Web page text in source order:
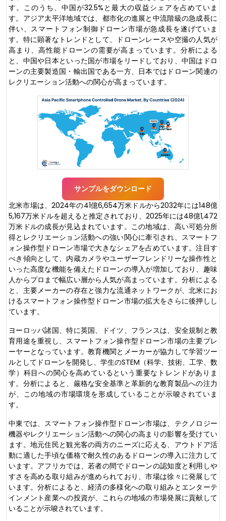
す。このうち、中国が32.5%と最大の収益シェアを占めていま
す。アジア太平洋地域では、都市化の進展と中流階級の急成長に
伴い、スマートフォン制御ドローン市場が急成長を遂げていま
す。特に顕著なトレンドとして、ドローンレースや空撮の人気が
高まり、高性能ドローンの需要が高まっています。分析による
と、中国や日本といった国が市場をリードしており、中国はドロ
ーンの主要製造国・輸出国である一方、日本ではドローン関連の
レクリエーション活動への関心が高まっています。
サンプルをダウンロード
北米市場は、2024年の41億6,654万米ドルから2032年には148億
5,167万米ドルを超えると推定されており、2025年には48億1,472
万米ドルの成長が見込まれています。この地域は、高い可処分所
得とレクリエーション活動への強い関心に牽引され、スマートフ
ォン操作型ドローン市場で大きなシェアを占めています。注目す
べき傾向として、内蔵カメラやユーザーフレンドリーな操作性と
いった高度な機能を備えたドローンの導入が増加しており、趣味
人からプロまで幅広い層から人気が高まっています。分析による
と、主要メーカーの存在と強力な流通ネットワークが、北米にお
けるスマートフォン操作型ドローン市場の拡大をさらに後押しし
ています。
ヨーロッパ諸国、特に英国、ドイツ、フランスは、安全規制と教
育用途を重視し、スマートフォン操作型ドローン市場の主要プレ
ーヤーとなっています。教育機関とメーカーが協力して学習ツー
ルとしてドローンを開発し、学生のSTEM（科学、技術、工学、数
学）科目への関心を高めているという重要なトレンドがありま
す。分析によると、厳格な安全基準と革新的な教育製品への注力
が、この地域の市場環境を形成していることが示唆されていま
す。
中東では、スマートフォン操作型ドローン市場は、テクノロジー
機器やレクリエーション活動への関心の高まりの影響を受けてい
ます。地元住民と観光客の両方のニーズに応える、アウトドア活
動に適した手頃な価格で耐久性のあるドローンの導入に注力して
います。アフリカでは、若者の間でドローンの認知度と利用しや
すさを高める取り組みが進められており、市場は徐々に発展して
います。分析によると、経済の多様化への取り組みとエンターテ
インメント産業への投資が、これらの地域の市場発展に貢献して
いることが示唆されています。